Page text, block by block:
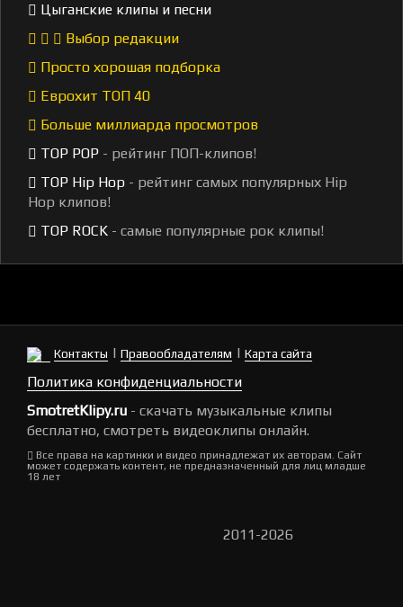
Цыганские клипы и песни
Выбор редакции
Просто хорошая подборка
Еврохит ТОП 40
Больше миллиарда просмотров
TOP POP - рейтинг ПОП-клипов!
TOP Hip Hop - рейтинг самых популярных Hip
Hop клипов!
TOP ROCK - самые популярные рок клипы!
Контакты | Правообладателям | Карта сайта
Политика конфиденциальности
SmotretKlipy.ru - скачать музыкальные клипы
бесплатно, смотреть видеоклипы онлайн.
Все права на картинки и видео принадлежат их авторам. Сайт
может содержать контент, не предназначенный для лиц младше
18 лет
2011-2026